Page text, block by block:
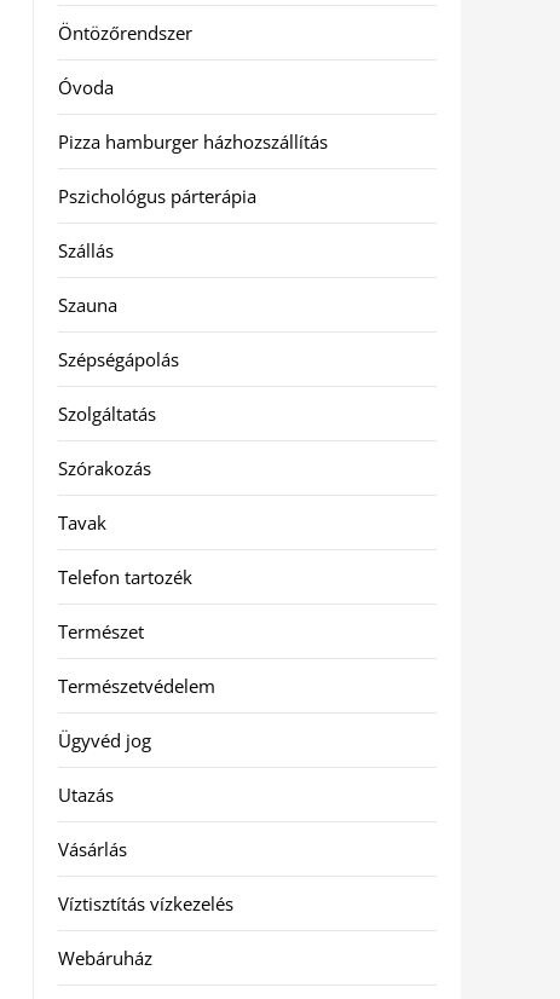
Öntözőrendszer
Óvoda
Pizza hamburger házhozszállítás
Pszichológus párterápia
Szállás
Szauna
Szépségápolás
Szolgáltatás
Szórakozás
Tavak
Telefon tartozék
Természet
Természetvédelem
Ügyvéd jog
Utazás
Vásárlás
Víztisztítás vízkezelés
Webáruház